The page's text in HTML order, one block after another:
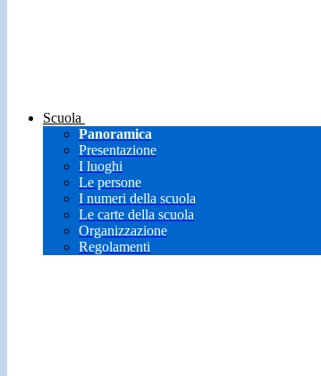
Scuola
Panoramica
Presentazione
I luoghi
Le persone
I numeri della scuola
Le carte della scuola
Organizzazione
Regolamenti